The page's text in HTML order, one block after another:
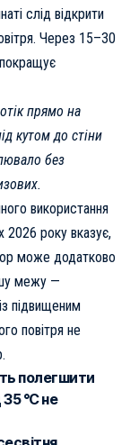
слід відкрити
Через 15–30
прямо на
кутом до стіни
без
використання
2026 року вказує,
може додатково
межу —
підвищеним
повітря не
полегшити
°C не